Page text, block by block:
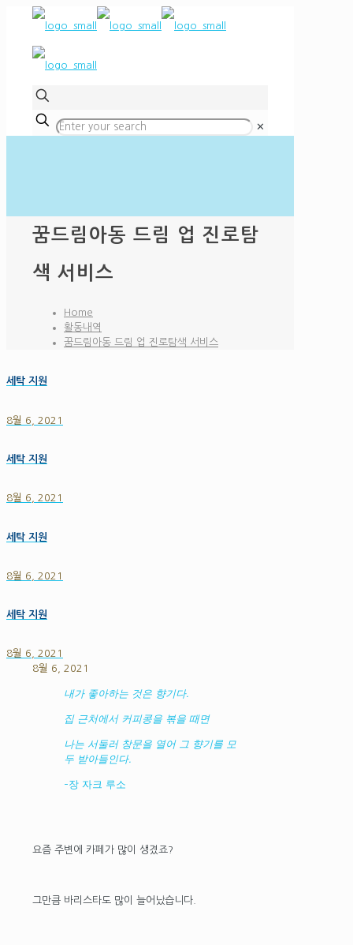
✕
꿈드림아동 드림 업 진로탐
색 서비스
Home
활동내역
꿈드림아동 드림 업 진로탐색 서비스
세탁 지원
8월 6, 2021
세탁 지원
8월 6, 2021
세탁 지원
8월 6, 2021
세탁 지원
8월 6, 2021
8월 6, 2021
내가 좋아하는 것은 향기다.
집 근처에서 커피콩을 볶을 때면
나는 서둘러 창문을 열어 그 향기를 모
두 받아들인다.
-장 자크 루소
요즘 주변에 카페가 많이 생겼죠?
그만큼 바리스타도 많이 늘어났습니다.